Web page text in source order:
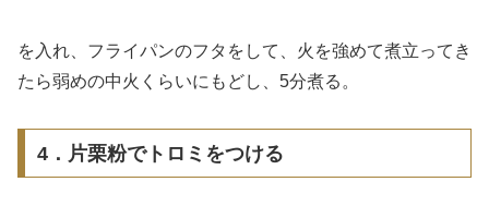
を入れ、フライパンのフタをして、火を強めて煮立ってき
たら弱めの中火くらいにもどし、5分煮る。
4．片栗粉でトロミをつける